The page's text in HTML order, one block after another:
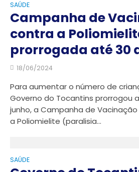
SAÚDE
Campanha de
contra a
prorrogada até 30
18/06/2024
Para aumentar o número de
Governo do Tocantins prorrogou
junho, a Campanha de
a Poliomielite (paralisia...
SAÚDE